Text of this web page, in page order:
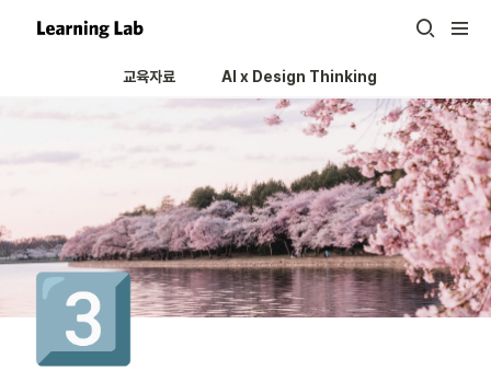
교육자료 AI x Design Thinking
3️⃣